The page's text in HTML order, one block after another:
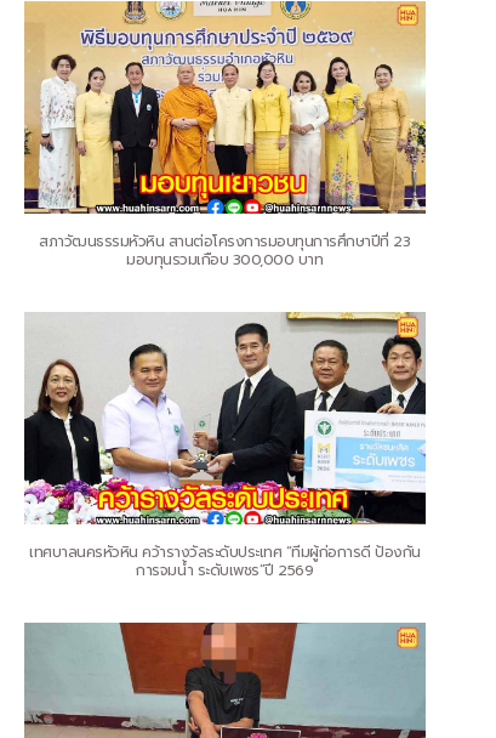
สภาวัฒนธรรมหัวหิน สานต่อโครงการมอบทุนการศึกษาปีที่ 23
มอบทุนรวมเกือบ 300,000 บาท
เทศบาลนครหัวหิน คว้ารางวัลระดับประเทศ “ทีมผู้ก่อการดี ป้องกัน
การจมน้ำ ระดับเพชร”ปี 2569